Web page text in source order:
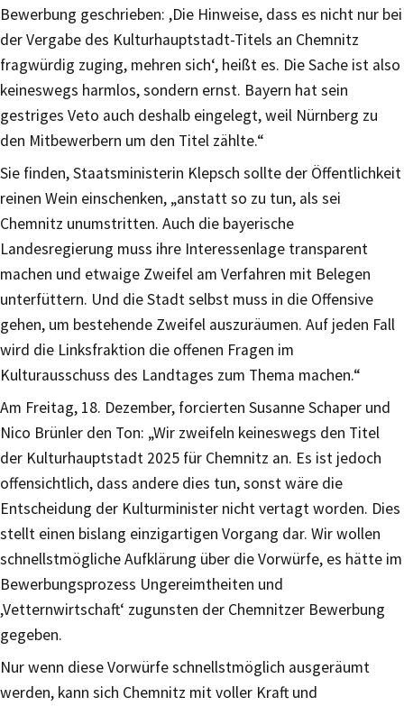
Bewerbung geschrieben: ,Die Hinweise, dass es nicht nur bei
der Vergabe des Kulturhauptstadt-Titels an Chemnitz
fragwürdig zuging, mehren sich‘, heißt es. Die Sache ist also
keineswegs harmlos, sondern ernst. Bayern hat sein
gestriges Veto auch deshalb eingelegt, weil Nürnberg zu
den Mitbewerbern um den Titel zählte.“
Sie finden, Staatsministerin Klepsch sollte der Öffentlichkeit
reinen Wein einschenken, „anstatt so zu tun, als sei
Chemnitz unumstritten. Auch die bayerische
Landesregierung muss ihre Interessenlage transparent
machen und etwaige Zweifel am Verfahren mit Belegen
unterfüttern. Und die Stadt selbst muss in die Offensive
gehen, um bestehende Zweifel auszuräumen. Auf jeden Fall
wird die Linksfraktion die offenen Fragen im
Kulturausschuss des Landtages zum Thema machen.“
Am Freitag, 18. Dezember, forcierten Susanne Schaper und
Nico Brünler den Ton: „Wir zweifeln keineswegs den Titel
der Kulturhauptstadt 2025 für Chemnitz an. Es ist jedoch
offensichtlich, dass andere dies tun, sonst wäre die
Entscheidung der Kulturminister nicht vertagt worden. Dies
stellt einen bislang einzigartigen Vorgang dar. Wir wollen
schnellstmögliche Aufklärung über die Vorwürfe, es hätte im
Bewerbungsprozess Ungereimtheiten und
,Vetternwirtschaft‘ zugunsten der Chemnitzer Bewerbung
gegeben.
Nur wenn diese Vorwürfe schnellstmöglich ausgeräumt
werden, kann sich Chemnitz mit voller Kraft und